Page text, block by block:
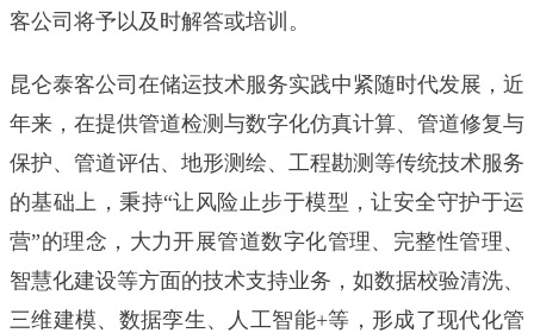
客公司将予以及时解答或培训。
昆仑泰客公司在储运技术服务实践中紧随时代发展，近
年来，在提供管道检测与数字化仿真计算、管道修复与
保护、管道评估、地形测绘、工程勘测等传统技术服务
的基础上，秉持“让风险止步于模型，让安全守护于运
营”的理念，大力开展管道数字化管理、完整性管理、
智慧化建设等方面的技术支持业务，如数据校验清洗、
三维建模、数据孪生、人工智能+等，形成了现代化管